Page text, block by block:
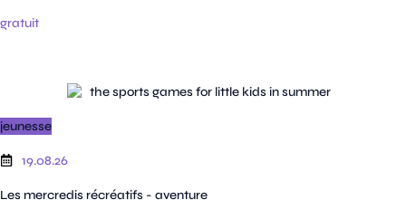
gratuit
jeunesse
19.08.26
Les mercredis récréatifs - aventure